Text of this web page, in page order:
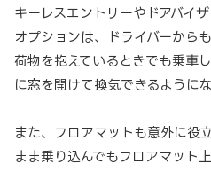
キーレスエントリーやドアバイ
オプションは、ドライバーから
荷物を抱えているときでも乗車
に窓を開けて換気できるようにな
また、フロアマットも意外に役
まま乗り込んでもフロアマット